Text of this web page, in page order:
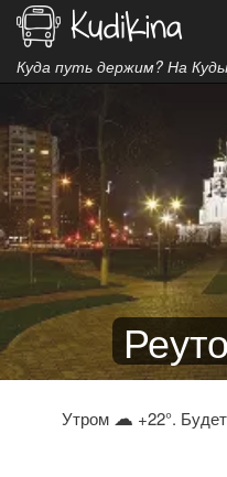
Куда путь держим? На
Утром ☁ +22°.